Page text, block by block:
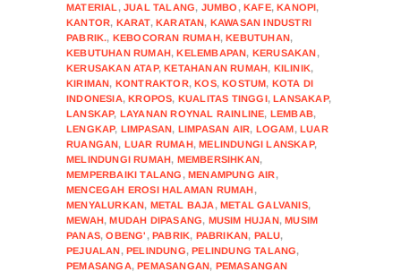
MATERIAL ,JUAL TALANG, JUMBO ,KAFE,KANOPI,
KANTOR, KARAT,KARATAN, KAWASAN INDUSTRI
PABRIK., KEBOCORAN RUMAH,KEBUTUHAN,
KEBUTUHAN RUMAH,KELEMBAPAN, KERUSAKAN,
KERUSAKAN ATAP,KETAHANAN RUMAH, KILINIK,
KIRIMAN, KONTRAKTOR,KOS,KOSTUM, KOTA DI
INDONESIA,KROPOS, KUALITAS TINGGI,LANSAKAP,
LANSKAP, LAYANAN ROYNAL RAINLINE, LEMBAB,
LENGKAP, LIMPASAN, LIMPASAN AIR, LOGAM,LUAR
RUANGAN, LUAR RUMAH,MELINDUNGI LANSKAP,
MELINDUNGI RUMAH, MEMBERSIHKAN,
MEMPERBAIKI TALANG ,MENAMPUNG AIR,
MENCEGAH EROSI HALAMAN RUMAH,
MENYALURKAN, METAL BAJA,METAL GALVANIS,
MEWAH,MUDAH DIPASANG, MUSIM HUJAN,MUSIM
PANAS,OBENG' ,PABRIK, PABRIKAN, PALU,
PEJUALAN,PELINDUNG,PELINDUNG TALANG,
PEMASANGA,PEMASANGAN, PEMASANGAN